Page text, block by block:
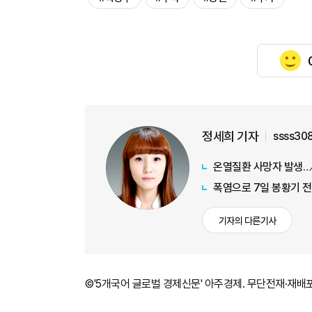
정세희 기자
온열질환 사망자 발생
폭염으로 7일 봉황기
기자의 다른기사
©'5개국어 글로벌 경제신문' 아주경제. 무단전재·재배